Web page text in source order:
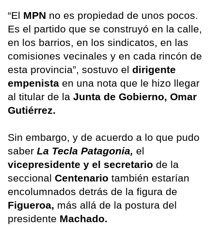
“El MPN no es propiedad de unos pocos.
Es el partido que se construyó en la calle,
en los barrios, en los sindicatos, en las
comisiones vecinales y en cada rincón de
esta provincia”, sostuvo el dirigente
empenista en una nota que le hizo llegar
al titular de la Junta de Gobierno, Omar
Gutiérrez.
Sin embargo, y de acuerdo a lo que pudo
saber La Tecla Patagonia, el
vicepresidente y el secretario de la
seccional Centenario también estarían
encolumnados detrás de la figura de
Figueroa, más allá de la postura del
presidente Machado.